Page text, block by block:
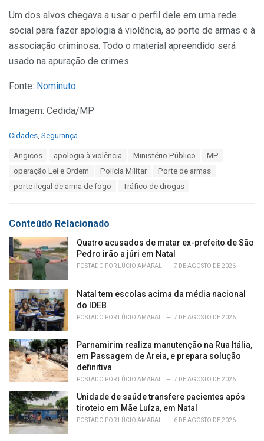
Um dos alvos chegava a usar o perfil dele em uma rede
social para fazer apologia à violência, ao porte de armas e à
associação criminosa. Todo o material apreendido será
usado na apuração de crimes.
Fonte: Nominuto
Imagem: Cedida/MP
C
e
Cidades, Segurança
Angicos apologia à violência Ministério Público
MP
operação Lei e Ordem
Polícia Militar
Porte de armas
porte ilegal de arma de fogo
Tráfico de drogas
Conteúdo Relacionado
Quatro acusados de matar ex-prefeito de São
Pedro irão a júri em Natal
POSTADO POR LÚCIO AMARAL 7 DE AGOSTO DE 2026
Natal tem escolas acima da média nacional
do IDEB
POSTADO POR LÚCIO AMARAL 7 DE AGOSTO DE 2026
Parnamirim realiza manutenção na Rua Itália,
em Passagem de Areia, e prepara solução
definitiva
POSTADO POR LÚCIO AMARAL 7 DE AGOSTO DE 2026
Unidade de saúde transfere pacientes após
tiroteio em Mãe Luíza, em Natal
POSTADO POR LÚCIO AMARAL 6 DE AGOSTO DE 2026